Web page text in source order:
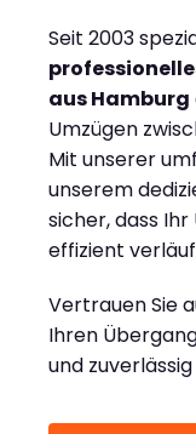
Seit 2003
aus Hamburg
Umzügen
Mit unserer
unserem
sicher, dass
effizient
Vertrauen Sie
Ihren
und